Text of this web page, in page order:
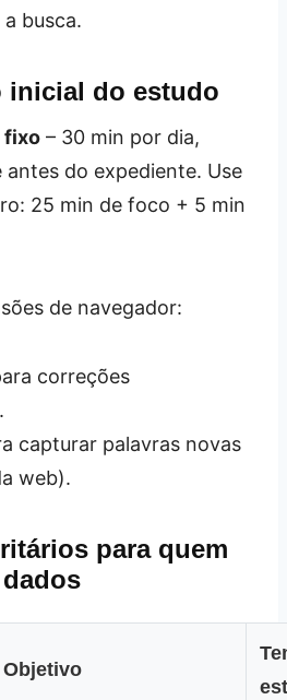
busca.
inicial do estudo
fixo – 30 min por dia,
do expediente. Use
25 min de foco + 5 min
de navegador:
correções
capturar palavras novas
web).
para quem
Objetivo